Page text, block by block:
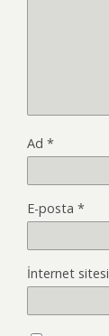
Ad *
E-posta *
İnternet sitesi